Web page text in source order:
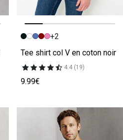
Image précédente
Image suivante
+2
Tee shirt col V en coton noir
4.4 (19)
9.99€